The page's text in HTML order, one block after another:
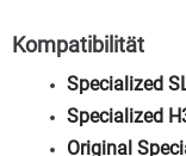
Kompatibilität
Specialized
Specialized
Original